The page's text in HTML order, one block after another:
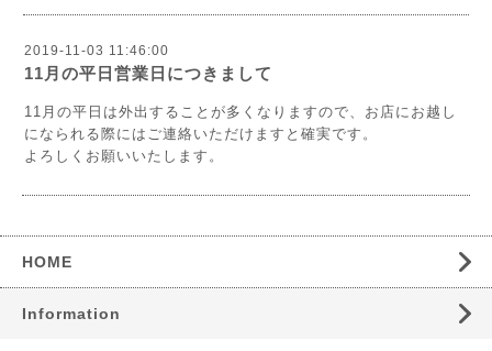
2019-11-03 11:46:00
11月の平日営業日につきまして
11月の平日は外出することが多くなりますので、お店にお越し
になられる際にはご連絡いただけますと確実です。
よろしくお願いいたします。
HOME
Information